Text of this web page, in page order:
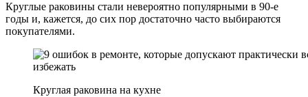
Круглые раковины стали невероятно популярными в 90-е
годы и, кажется, до сих пор достаточно часто выбираются
покупателями.
Круглая раковина на кухне